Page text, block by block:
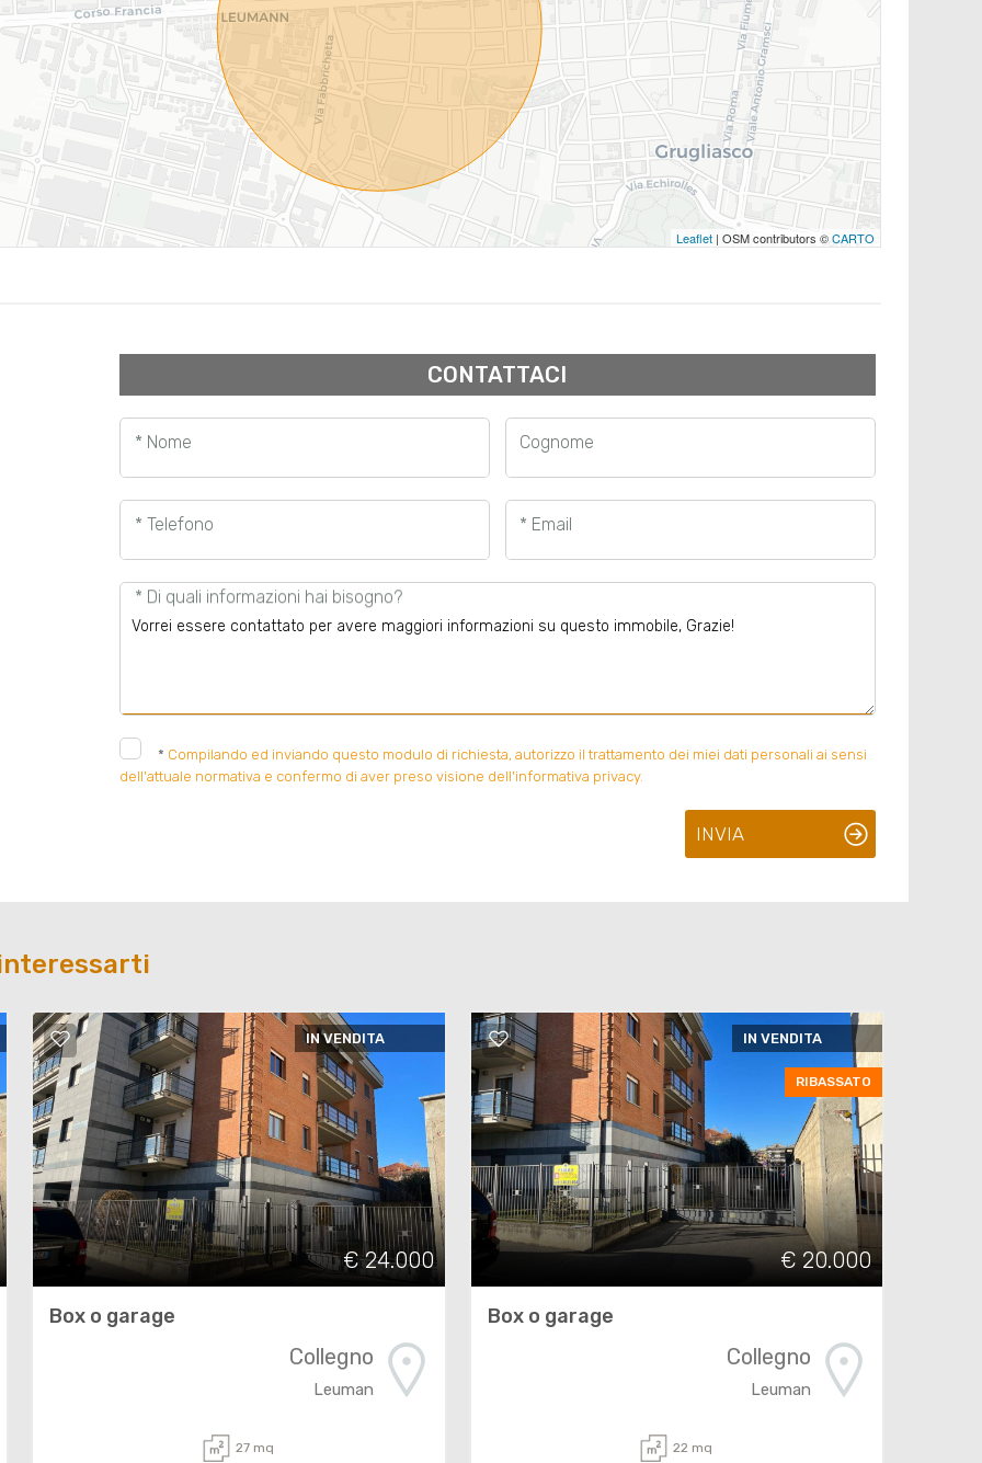
Leaflet| OSM contributors ©CARTO
CONTATTACI
* Nome Cognome
* Telefono * Email
* Di quali informazioni hai bisogno?
* Compilando ed inviando questo modulo di richiesta, autorizzo il trattamento dei miei dati personali ai sensi
dell'attuale normativa e confermo di aver preso visione dell'informativa privacy.
INVIA
IN VENDITA
€ 24.000
Box o garage
Collegno
Leuman
27 mq
IN VENDITA
RIBASSATO
€ 20.000
Box o garage
Collegno
Leuman
22 mq